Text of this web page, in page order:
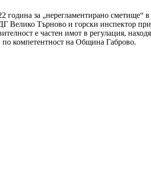
година за „нерегламентирано
Велико Търново и горски инспектор
е частен имот в регулация,
компетентност на Община Габрово.